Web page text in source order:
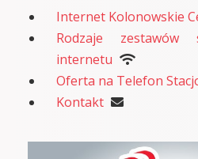
Internet Kolonowskie
Rodzaje zestawów
internetu
Oferta na Telefon
Kontakt